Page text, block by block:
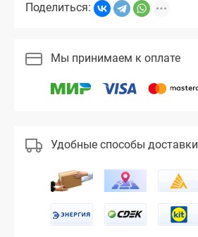
Поделиться:
Мы принимаем к оплате
Удобные способы доставки